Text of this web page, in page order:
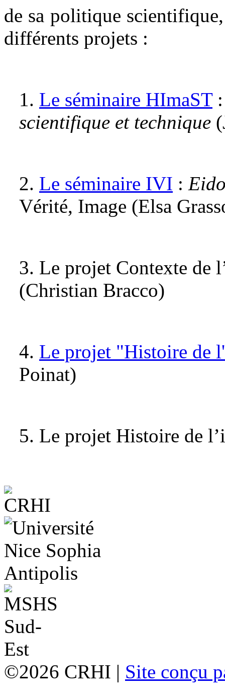
de sa politique
différents projets :
1. Le séminaire HImaST
scientifique et technique
2. Le séminaire IVI :
Vérité, Image (Elsa
3. Le projet Contexte de
(Christian Bracco)
4. Le projet "Histoire de
Poinat)
5. Le projet Histoire de
©2026 CRHI | Site conçu